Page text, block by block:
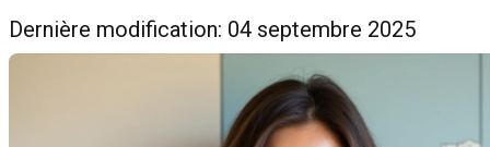
Dernière modification: 04 septembre 2025